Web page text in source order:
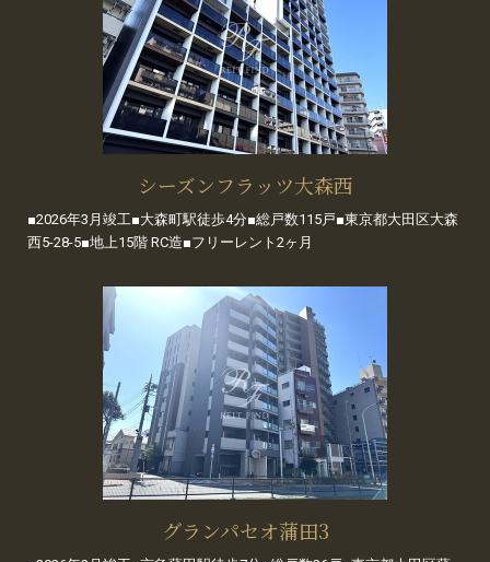
シーズンフラッツ大森西
■2026年3月竣工■大森町駅徒歩4分■総戸数115戸■東京都大田区大森
西5-28-5■地上15階 RC造■フリーレント2ヶ月
グランパセオ蒲田3